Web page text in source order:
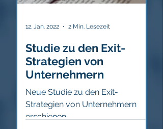
Studie zu den Exit-
Strategien von
Unternehmern
Neue Studie zu den Exit-
Strategien von Unternehmern
erschienen.
12. Jan. 2022 2 Min. Lesezeit